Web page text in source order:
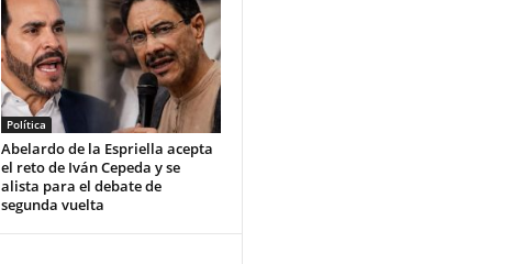
Política
Abelardo de la Espriella acepta
el reto de Iván Cepeda y se
alista para el debate de
segunda vuelta